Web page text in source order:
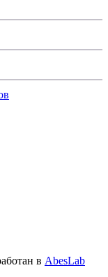
в AbesLab